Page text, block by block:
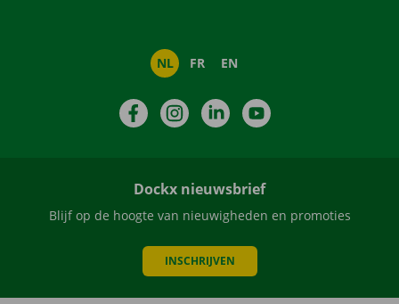
NL FR EN
FacebookInstagramLinkedIn
Dockx nieuwsbrief
Blijf op de hoogte van nieuwigheden en promoties
INSCHRIJVEN